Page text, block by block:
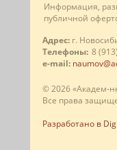
Информация,
публичной
Адрес: г.
Телефоны: 8
e-mail:
© 2026 «Академ-
Все права
Разработано в